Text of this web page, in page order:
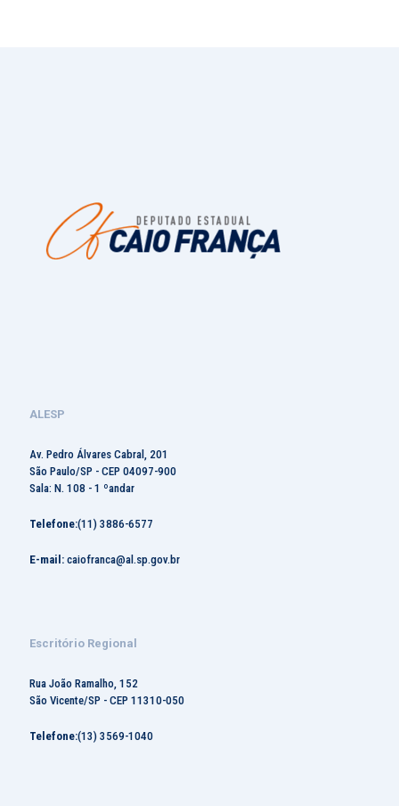
ALESP
Av. Pedro Álvares Cabral, 201
São Paulo/SP - CEP 04097-900
Sala: N. 108 - 1 ºandar
Telefone:(11) 3886-6577
E-mail: caiofranca@al.sp.gov.br
Escritório Regional
Rua João Ramalho, 152
São Vicente/SP - CEP 11310-050
Telefone:(13) 3569-1040